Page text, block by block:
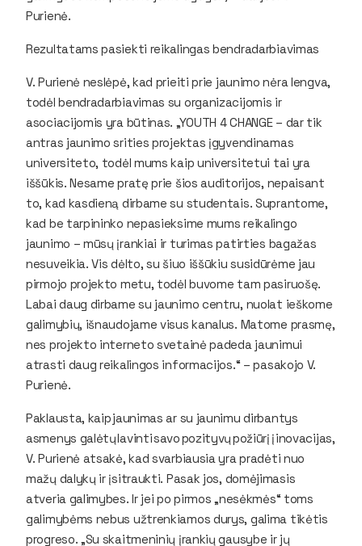
Purienė.
Rezultatams pasiekti reikalingas bendradarbiavimas
V. Purienė neslėpė, kad prieiti prie jaunimo nėra lengva,
todėl bendradarbiavimas su organizacijomis ir
asociacijomis yra būtinas. „YOUTH 4 CHANGE – dar tik
antras jaunimo srities projektas įgyvendinamas
universiteto, todėl mums kaip universitetui tai yra
iššūkis. Nesame pratę prie šios auditorijos, nepaisant
to, kad kasdieną dirbame su studentais. Suprantome,
kad be tarpininko nepasieksime mums reikalingo
jaunimo – mūsų įrankiai ir turimas patirties bagažas
nesuveikia. Vis dėlto, su šiuo iššūkiu susidūrėme jau
pirmojo projekto metu, todėl buvome tam pasiruošę.
Labai daug dirbame su jaunimo centru, nuolat ieškome
galimybių, išnaudojame visus kanalus. Matome prasmę,
nes projekto interneto svetainė padeda jaunimui
atrasti daug reikalingos informacijos.“ – pasakojo V.
Purienė.
Paklausta, kaip jaunimas ar su jaunimu dirbantys
asmenys galėtų lavinti savo pozityvų požiūrį į inovacijas,
V. Purienė atsakė, kad svarbiausia yra pradėti nuo
mažų dalykų ir įsitraukti. Pasak jos, domėjimasis
atveria galimybes. Ir jei po pirmos „nesėkmės“ toms
galimybėms nebus užtrenkiamos durys, galima tikėtis
progreso. „Su skaitmeninių įrankių gausybe ir jų